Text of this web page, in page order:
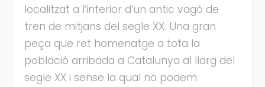
localitzat a l’interior d’un antic vagó de
tren de mitjans del segle XX. Una gran
peça que ret homenatge a tota la
població arribada a Catalunya al llarg del
segle XX i sense la qual no podem